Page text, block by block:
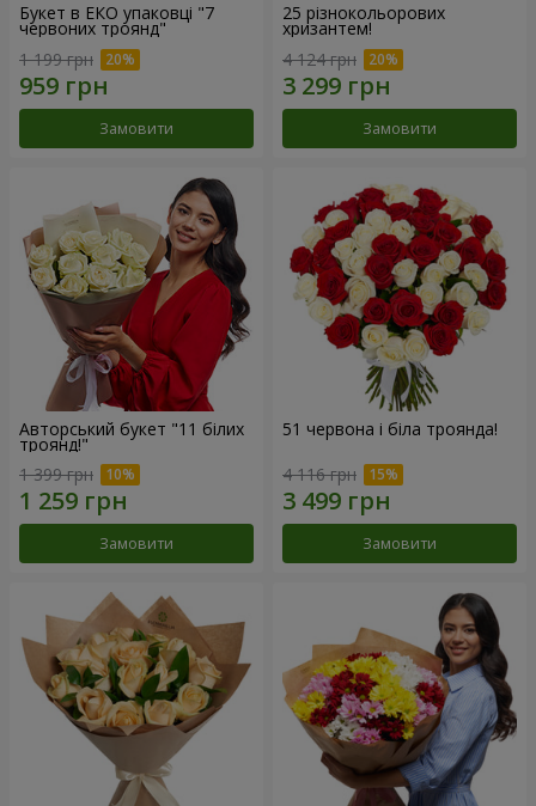
Букет в ЕКО упаковці "7
червоних троянд"
1 199 грн
Замовити
25 різнокольорових
хризантем!
4 124 грн
Замовити
Авторський букет "11 білих
троянд!"
1 399 грн
Замовити
51 червона і біла троянда!
4 116 грн
Замовити